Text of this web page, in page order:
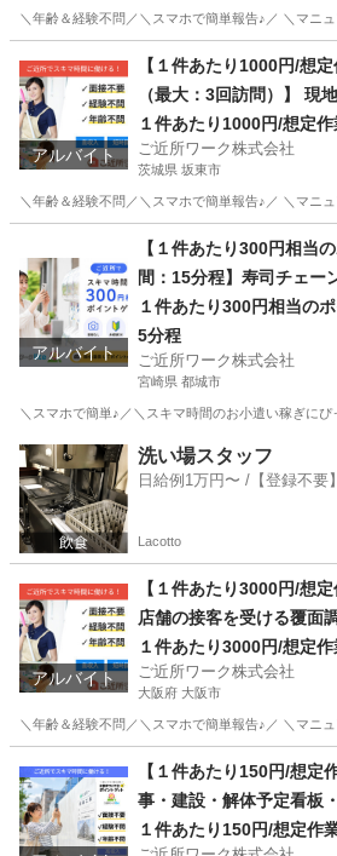
＼年齢＆経験不問／＼スマホで簡単報告♪／ ＼マニ
その他 1件
アルバイト
【１件あたり1000円/想
（最大：3回訪問）】 現
査）：最大3回訪問※成果
１件あたり1000円/想定
ご近所ワーク株式会社
茨城県 坂東市
＼年齢＆経験不問／＼スマホで簡単報告♪／ ＼マニ
その他
アルバイト
【１件あたり300円相当
間：15分程】寿司チェー
１件あたり300円相当の
5分程
ご近所ワーク株式会社
宮崎県 都城市
＼スマホで簡単♪／＼スキマ時間のお小遣い稼ぎに
宮崎 都城市 その他
洗い場スタッフ
日給例1万円〜 /【登録不要
Lacotto
アルバイト
【１件あたり3000円/想
店舗の接客を受ける覆面
１件あたり3000円/想定
ご近所ワーク株式会社
大阪府 大阪市
＼年齢＆経験不問／＼スマホで簡単報告♪／ ＼マニ
その他
【１件あたり150円/想定
事・建設・解体予定看板
１件あたり150円/想定作